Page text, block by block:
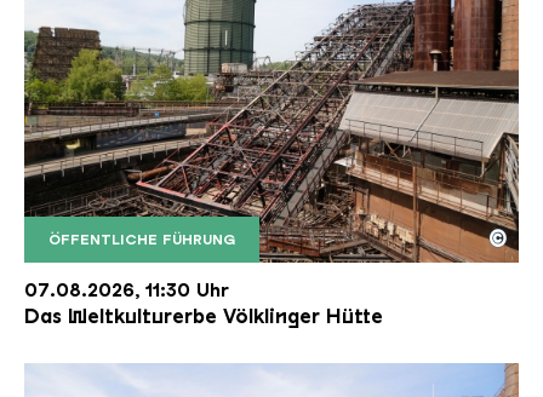
ÖFFENTLICHE FÜHRUNG
Der Erzschrägaufzug der Völklinger Hütte mit
Copyright: Weltkulturerbe Völklinger Hütte | Karl
©
07.08.2026, 11:30 Uhr
Das Weltkulturerbe Völklinger Hütte